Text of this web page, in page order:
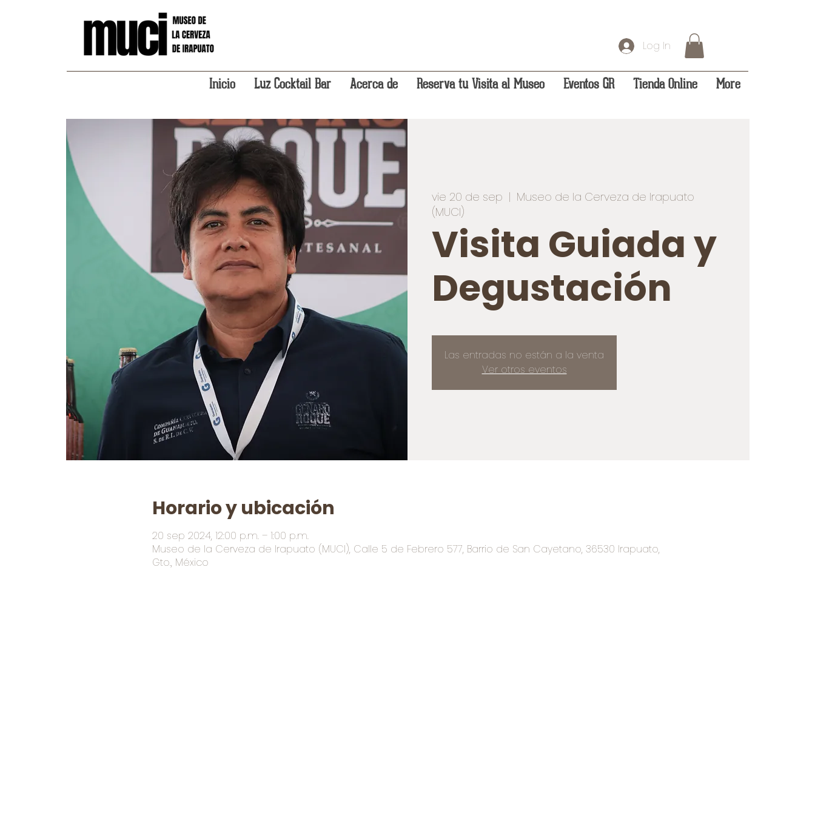
Log In
Inicio Luz Cocktail Bar Acerca de Reserva tu Visita al Museo Eventos GR Tienda Online More
vie 20 de sep
  |
Museo de la Cerveza de Irapuato
(MUCI)
Visita Guiada y
Degustación
Las entradas no están a la venta
Ver otros eventos
Horario y ubicación
20 sep 2024, 12:00 p.m. – 1:00 p.m.
Museo de la Cerveza de Irapuato (MUCI), Calle 5 de Febrero 577, Barrio de San Cayetano, 36530 Irapuato,
Gto., México